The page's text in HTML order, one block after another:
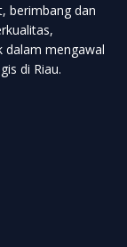
berimbang dan
dalam mengawal
di Riau.